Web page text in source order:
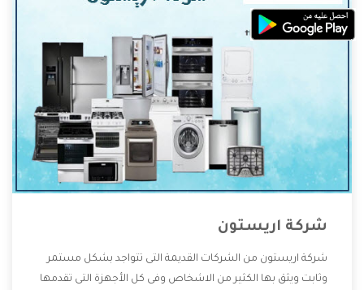
شركة اريستون
شركة اريستون من الشركات القديمة التى تتواجد بشكل مستمر
وثابت ويثق بها الكثير من الاشخاص وفى كل الأجهزة التى تقدمها